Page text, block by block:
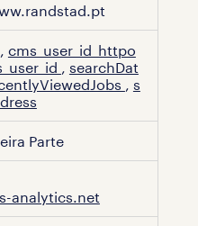
cms_user_id_httpo
searchDat
s
Parte
analytics.net